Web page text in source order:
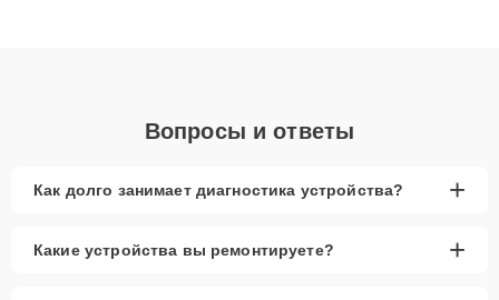
Вопросы и ответы
Как долго занимает диагностика устройства? +
Какие устройства вы ремонтируете? +